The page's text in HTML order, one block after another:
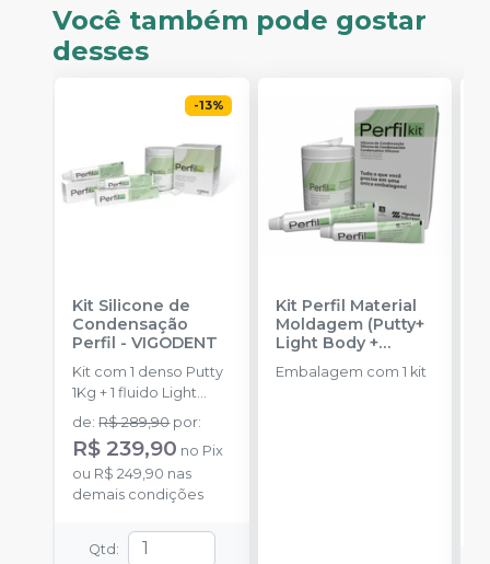
Você também pode gostar
desses
-13%
Kit Silicone de
Condensação
Perfil -VIGODENT
Kit com 1 denso Putty
1Kg + 1 fluido Light
Body 120g + 1
catalisador 60ml.
de:R$ 289,90 por:
R$ 239,90 no Pix
ou R$ 249,90 nas
demais condições
Qtd :
Kit Perfil Material
Moldagem (Putty+
Light Body +
Catalyst)
VIGODENT
Embalagem com 1 kit